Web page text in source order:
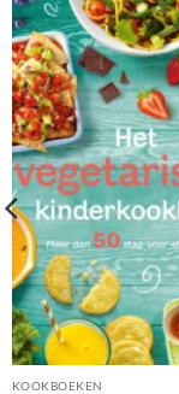
KOOKBOEKEN